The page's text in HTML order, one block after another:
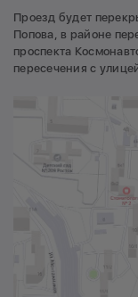
Проезд будет
Попова, в районе
проспекта
пересечения с